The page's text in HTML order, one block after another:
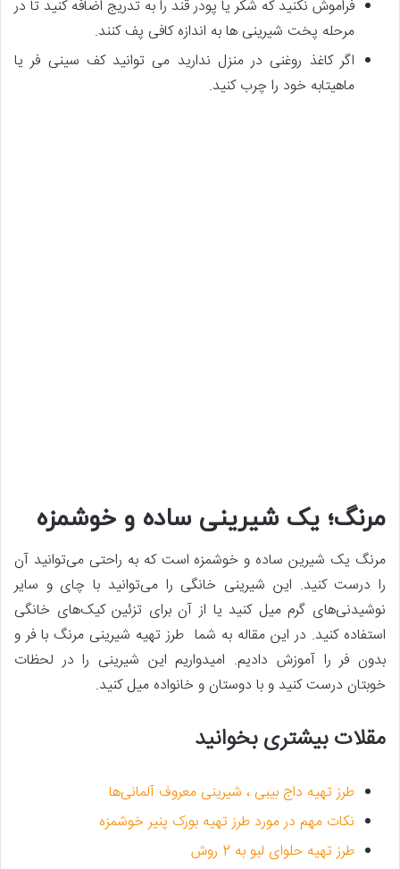
فراموش نکنید که شکر یا پودر قند را به تدریج اضافه کنید تا در
مرحله پخت شیرینی ها به اندازه کافی پف کنند.
اگر کاغذ روغنی در منزل ندارید می­ توانید کف سینی فر یا
ماهیتابه خود را چرب کنید.
مرنگ؛ یک شیرینی ساده و خوشمزه
مرنگ یک شیرین ساده و خوشمزه است که به راحتی می‌توانید آن
را درست کنید. این شیرینی خانگی را می‌توانید با چای و سایر
نوشیدنی‌های گرم میل کنید یا از آن برای تزئین کیک‌های خانگی
استفاده کنید. در این مقاله به شما طرز تهیه شیرینی مرنگ با فر و
بدون فر را آموزش دادیم. امیدواریم این شیرینی را در لحظات
خوبتان درست کنید و با دوستان و خانواده میل کنید.
مقلات بیشتری بخوانید
طرز تهیه داج بیبی ، شیرینی معروف آلمانی‌ها
نکات مهم در مورد طرز تهیه بورک پنیر خوشمزه
طرز تهیه حلوای لبو به 2 روش